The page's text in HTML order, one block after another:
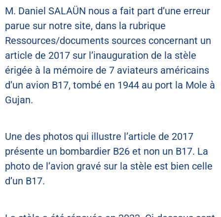
M. Daniel SALAÜN nous a fait part d’une erreur
parue sur notre site, dans la rubrique
Ressources/documents sources concernant un
article de 2017 sur l’inauguration de la stèle
érigée à la mémoire de 7 aviateurs américains
d’un avion B17, tombé en 1944 au port la Mole à
Gujan.
Une des photos qui illustre l’article de 2017
présente un bombardier B26 et non un B17. La
photo de l’avion gravé sur la stèle est bien celle
d’un B17.